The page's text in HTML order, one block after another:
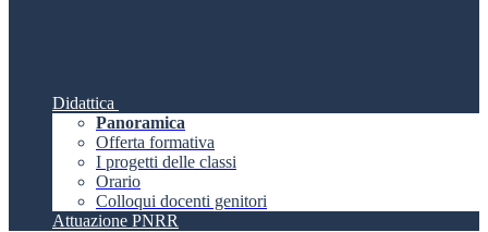
Didattica
Panoramica
Offerta formativa
I progetti delle classi
Orario
Colloqui docenti genitori
Attuazione PNRR